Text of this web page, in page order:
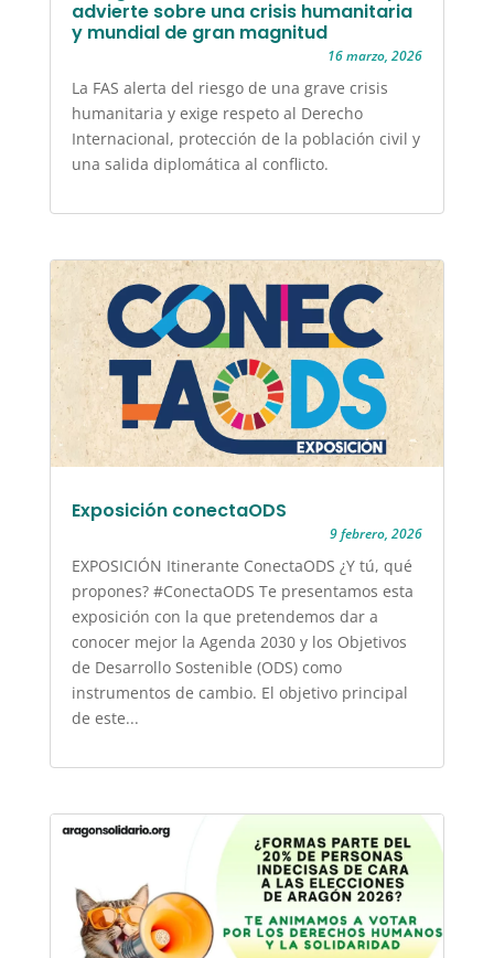
advierte sobre una crisis humanitaria
y mundial de gran magnitud
16 marzo, 2026
La FAS alerta del riesgo de una grave crisis
humanitaria y exige respeto al Derecho
Internacional, protección de la población civil y
una salida diplomática al conflicto.
Exposición conectaODS
9 febrero, 2026
EXPOSICIÓN Itinerante ConectaODS ¿Y tú, qué
propones? #ConectaODS Te presentamos esta
exposición con la que pretendemos dar a
conocer mejor la Agenda 2030 y los Objetivos
de Desarrollo Sostenible (ODS) como
instrumentos de cambio. El objetivo principal
de este...